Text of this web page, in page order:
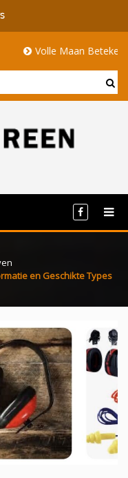
Maan Betekenis:
en Geschikte Types